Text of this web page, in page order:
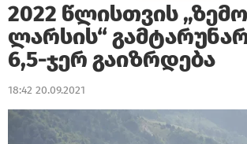
2022 წლისთვის „ზემო
ლარსის“
6,5-ჯერ გაიზრდება
18:42 20.09.2021